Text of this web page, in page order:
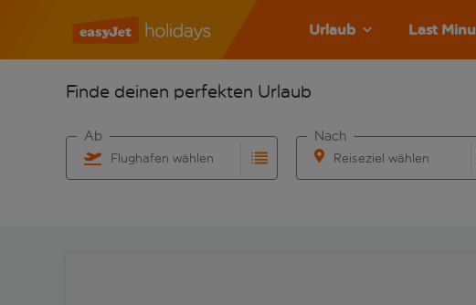
Urlaub Last
Finde deinen perfekten Urlaub
Flughafen wählen
Ab
Reiseziel wählen
Nach